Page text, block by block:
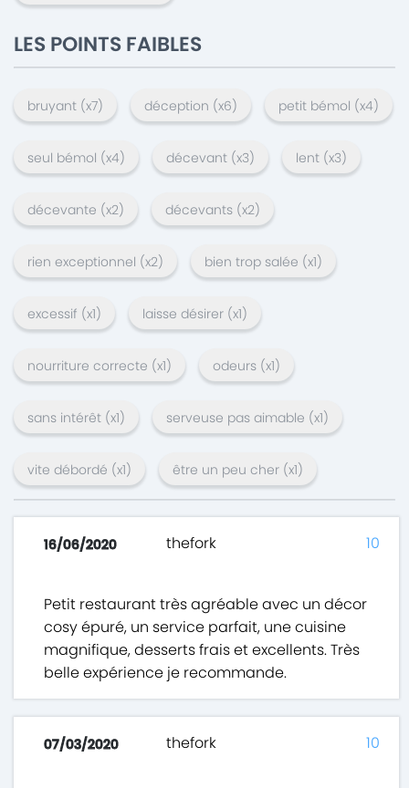
LES POINTS FAIBLES
bruyant (x7) déception (x6) petit bémol (x4)
seul bémol (x4) décevant (x3) lent (x3)
décevante (x2) décevants (x2)
rien exceptionnel (x2) bien trop salée (x1)
excessif (x1) laisse désirer (x1)
nourriture correcte (x1) odeurs (x1)
sans intérêt (x1) serveuse pas aimable (x1)
vite débordé (x1) être un peu cher (x1)
16/06/2020 thefork
Petit restaurant très agréable avec un décor
cosy épuré, un service parfait, une cuisine
magnifique, desserts frais et excellents. Très
belle expérience je recommande.
10
07/03/2020 thefork 10